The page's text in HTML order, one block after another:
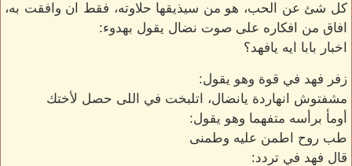
كل شئ عن الحب، هو من سيذيقها حلاوته، فقط ان وافقت به،
افاق من افكاره على صوت نضال يقول بهدوء:
اخبار بابا ايه يافهد؟
زفر فهد في قوة وهو يقول:
مشفتوش انهاردة يانضال، اتلبخت في اللى حصل لأختك
أومأ برأسه متفهما وهو يقول:
طب روح اطمن عليه وطمنى
قال فهد في تردد: